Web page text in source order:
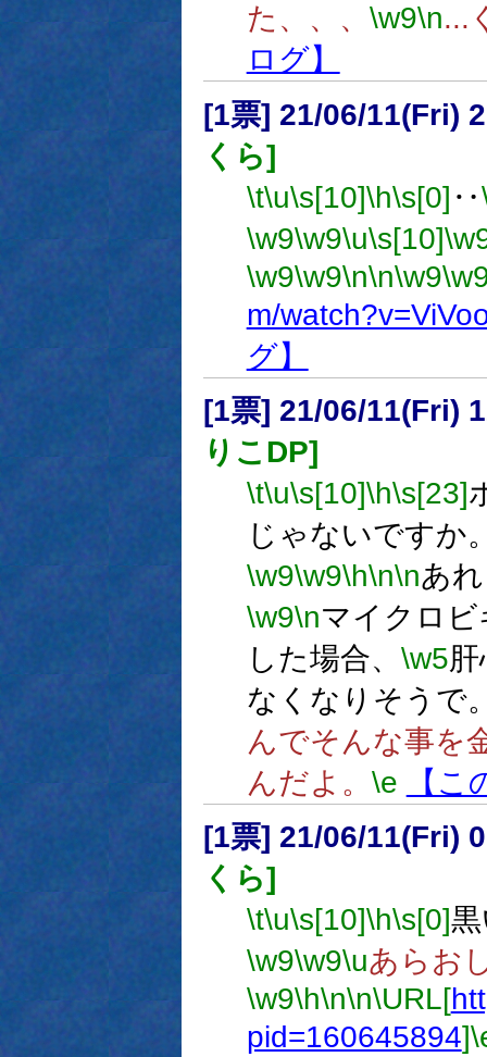
た、、、 \w9\n...
ログ】
[1票] 21/06/11(Fri)
くら]
\t\u\s[10]\h\s[0] ‥
\w9\w9\u\s[10]
\w9\w9\n\n\w9
m/
グ】
[1票] 21/06/11(Fri)
りこDP]
\t\u\s[10]\h\s[23]
じゃないですか
\w9\w9\h\n\nあ
\w9\nマイクロ
した場合、 \w5
なくなりそうで
んでそんな事を
んだよ。 \e
【
[1票] 21/06/11(Fri)
くら]
\t\u\s[10]\h\s[0]
\w9\w9\uあらお
\w9\h\n\n\URL[
pid=160645894]